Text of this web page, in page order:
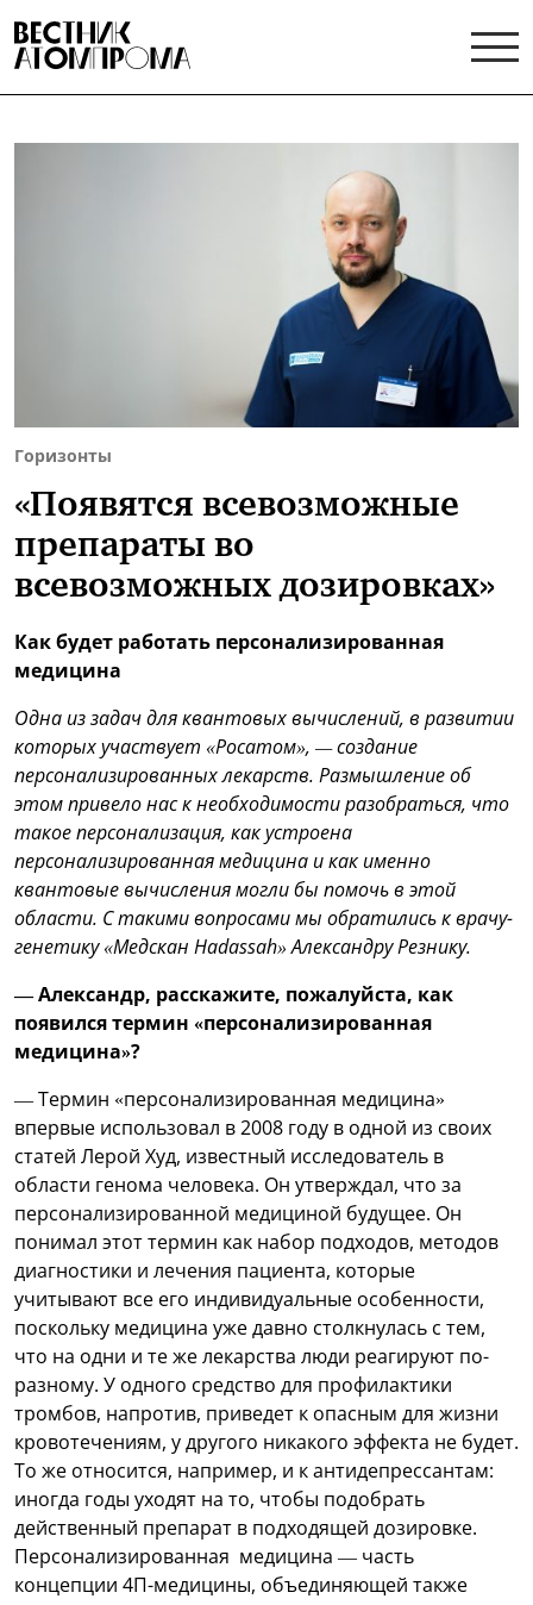
Горизонты
«Появятся всевозможные
препараты во
всевозможных дозировках»
Как будет работать персонализированная
медицина
Одна из задач для квантовых вычислений, в развитии
которых участвует «Росатом», — создание
персонализированных лекарств. Размышление об
этом привело нас к необходимости разобраться, что
такое персонализация, как устроена
персонализированная медицина и как именно
квантовые вычисления могли бы помочь в этой
области. С такими вопросами мы обратились к врачу-
генетику «Медскан Hadassah» Александру Резнику.
— Александр, расскажите, пожалуйста, как
появился термин «персонализированная
медицина»?
— Термин «персонализированная медицина»
впервые использовал в 2008 году в одной из своих
статей Лерой Худ, известный исследователь в
области генома человека. Он утверждал, что за
персонализированной медициной будущее. Он
понимал этот термин как набор подходов, методов
диагностики и лечения пациента, которые
учитывают все его индивидуальные особенности,
поскольку медицина уже давно столкнулась с тем,
что на одни и те же лекарства люди реагируют по-
разному. У одного средство для профилактики
тромбов, напротив, приведет к опасным для жизни
кровотечениям, у другого никакого эффекта не будет.
То же относится, например, и к антидепрессантам:
иногда годы уходят на то, чтобы подобрать
действенный препарат в подходящей дозировке.
Персонализированная медицина — часть
концепции 4П-медицины, объединяющей также